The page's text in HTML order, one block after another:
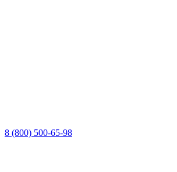
8 (800) 500-65-98